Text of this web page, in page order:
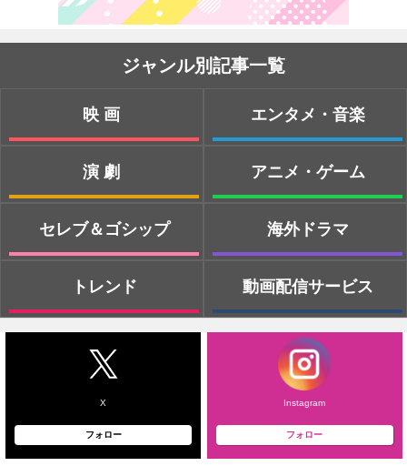
ジャンル別記事一覧
映画
演劇
セレブ＆ゴシップ
トレンド
エンタメ・音楽
アニメ・ゲーム
海外ドラマ
動画配信サービス
X
フォロー
Instagram
フォロー